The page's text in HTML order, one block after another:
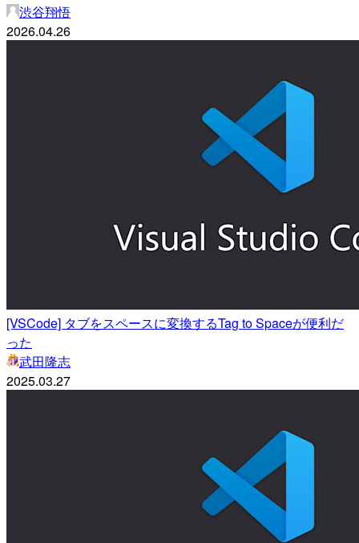
渋谷翔悟
2026.04.26
[VSCode] タブをスペースに変換するTag to Spaceが便利だ
った
武田隆志
2025.03.27